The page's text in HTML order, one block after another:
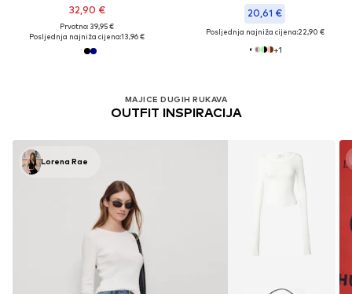
32,90 €
Prvotno: 39,95 €
Posljednja najniža cijena:13,96 €
20,61 €
Posljednja najniža cijena:22,90 €
+1
MAJICE DUGIH RUKAVA
OUTFIT INSPIRACIJA
Lorena Rae